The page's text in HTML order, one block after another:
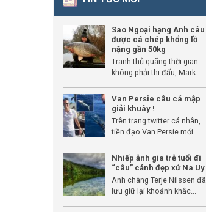
Sao Ngoại hạng Anh câu
được cá chép khổng lồ
nặng gần 50kg
Tranh thủ quãng thời gian
không phải thi đấu, Mark...
Van Persie câu cá mập
giải khuây !
Trên trang twitter cá nhân,
tiền đạo Van Persie mới...
Nhiếp ảnh gia trẻ tuổi đi
“câu” cảnh đẹp xứ Na Uy
Anh chàng Terje Nilssen đã
lưu giữ lại khoảnh khắc...